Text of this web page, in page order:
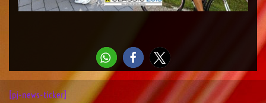
[pj-news-ticker]